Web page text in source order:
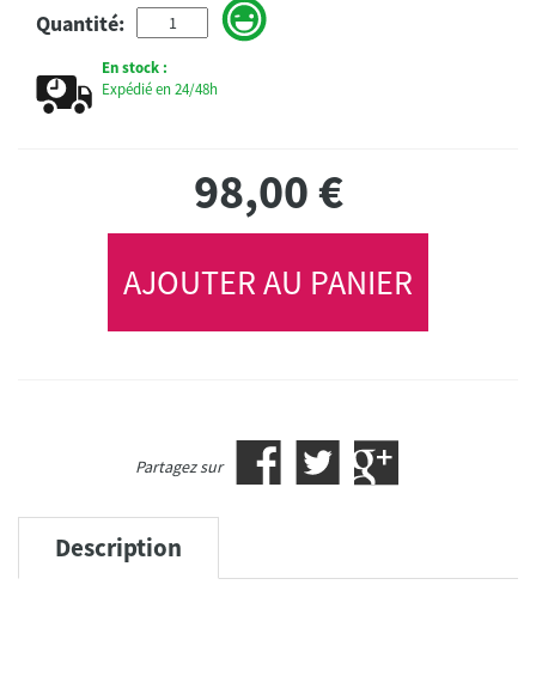
Quantité:
En stock :
Expédié en 24/48h
98,00€
AJOUTER AU PANIER
Partagez sur
Description